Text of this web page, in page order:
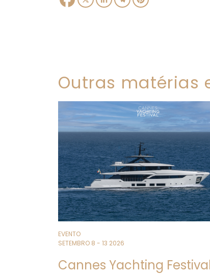
Outras matérias
EVENTO
SETEMBRO 8 - 13 2026
Cannes Yachting